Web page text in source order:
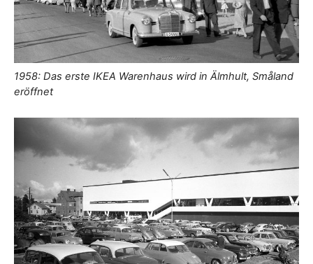
1958: Das erste IKEA Warenhaus wird in Älmhult, Småland
eröffnet